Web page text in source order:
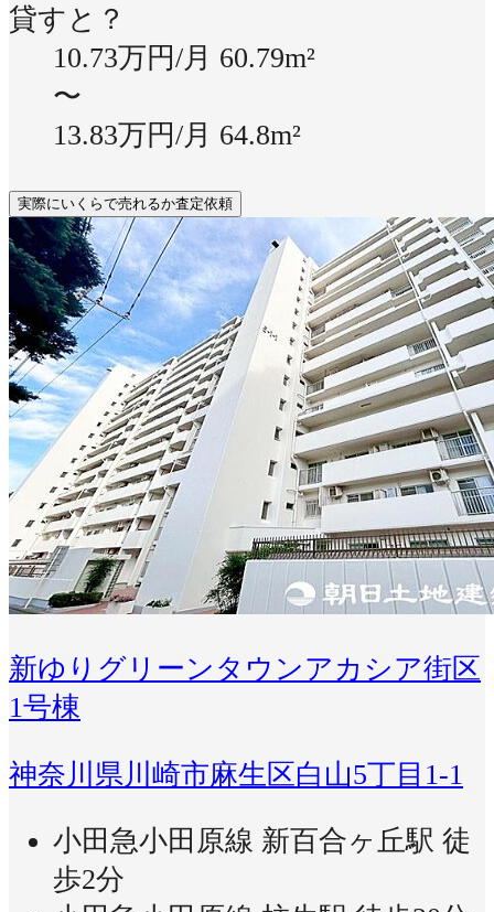
貸すと？
10.73万円/月 60.79m²
〜
13.83万円/月 64.8m²
実際にいくらで売れるか査定依頼
新ゆりグリーンタウンアカシア街区
1号棟
神奈川県川崎市麻生区白山5丁目1-1
小田急小田原線 新百合ヶ丘駅 徒
歩2分